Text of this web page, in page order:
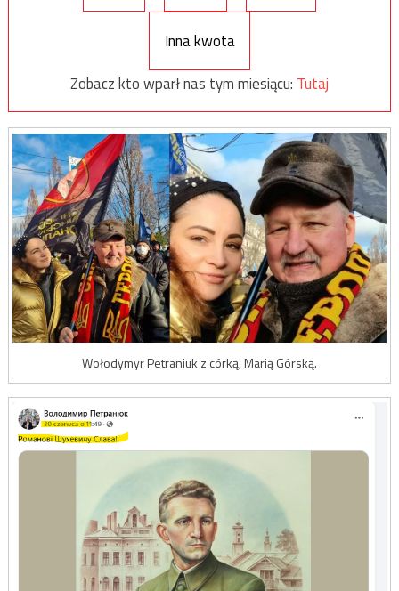
Inna kwota
Zobacz kto wparł nas tym miesiącu: Tutaj
Wołodymyr Petraniuk z córką, Marią Górską.